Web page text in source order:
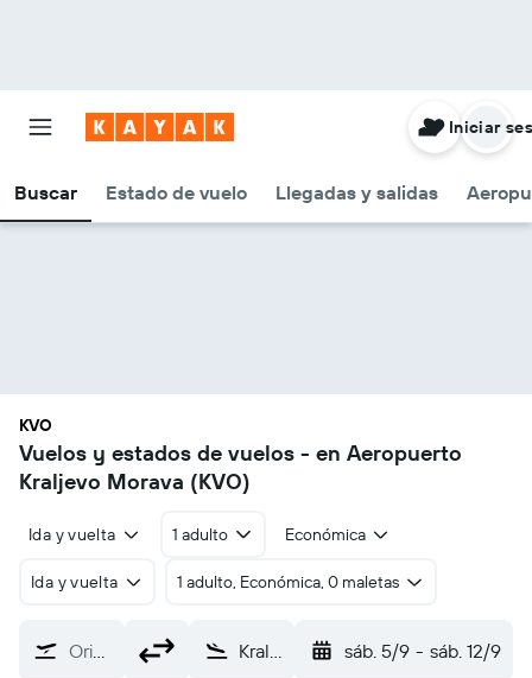
Buscar Estado de vuelo Llegadas y salidas
Iniciar
KVO
Vuelos y estados de vuelos - en Aeropuerto
Kraljevo Morava (KVO)
Ida y vuelta 1 adulto Económica
Ida y vuelta 1 adulto, Económica, 0 maletas
Origen Kraljevo Morava (KVO) sáb. 5/9 - sáb. 12/9